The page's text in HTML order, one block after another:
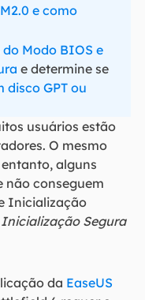
e como
Modo BIOS e
e determine se
disco GPT ou
usuários estão
O mesmo
alguns
não conseguem
Inicialização
Segura
da EaseUS